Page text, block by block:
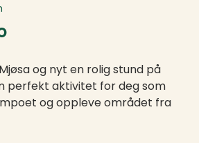
og nyt en rolig stund på
perfekt aktivitet for deg som
og oppleve området fra